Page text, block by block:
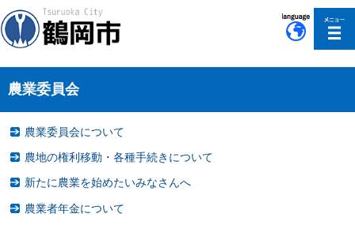
農業委員会
農業委員会について
農地の権利移動・各種手続きについて
新たに農業を始めたいみなさんへ
農業者年金について